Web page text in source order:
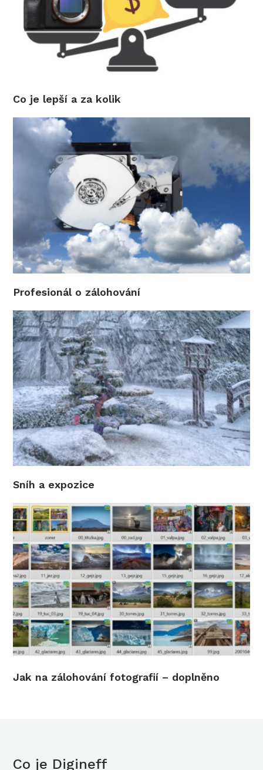
Co je lepší a za kolik
Profesionál o zálohování
Sníh a expozice
Jak na zálohování fotografií – doplněno
Co je Digineff